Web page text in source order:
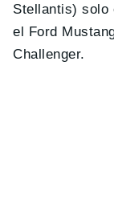
Stellantis) solo
el Ford
Challenger.